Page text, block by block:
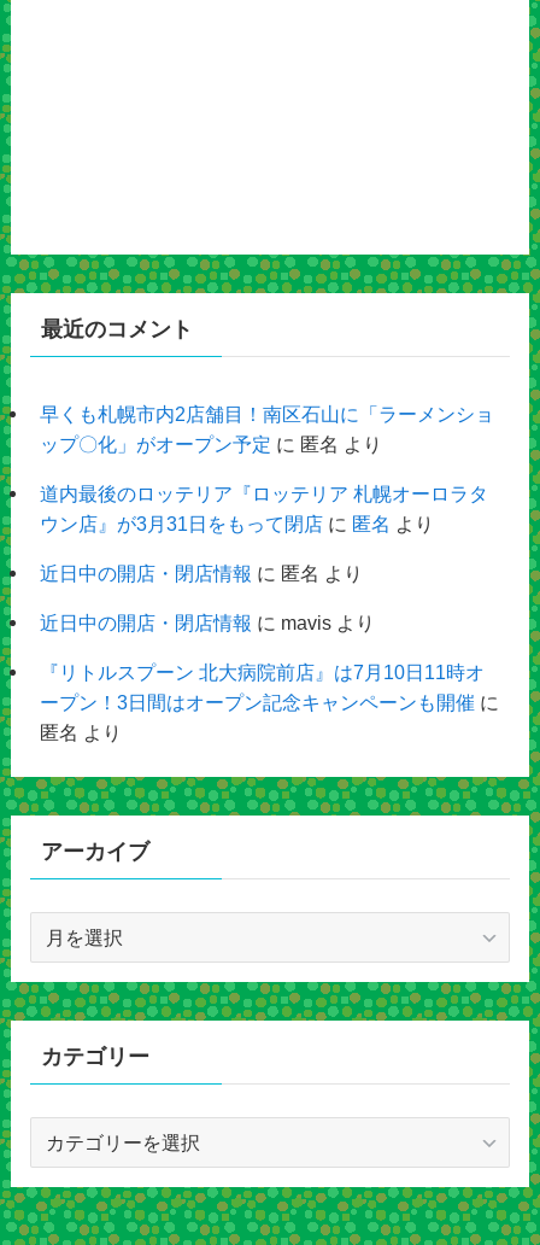
最近のコメント
早くも札幌市内2店舗目！南区石山に「ラーメンショ
ップ〇化」がオープン予定 に 匿名 より
道内最後のロッテリア『ロッテリア 札幌オーロラタ
ウン店』が3月31日をもって閉店に 匿名 より
近日中の開店・閉店情報 に 匿名 より
近日中の開店・閉店情報 に mavisより
『リトルスプーン 北大病院前店』は7月10日11時オ
ープン！3日間はオープン記念キャンペーンも開催 に
匿名 より
アーカイブ
カ
イ
カテゴリー
ゴ
リ